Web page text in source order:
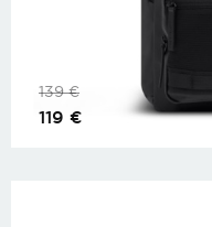
139€
119 €